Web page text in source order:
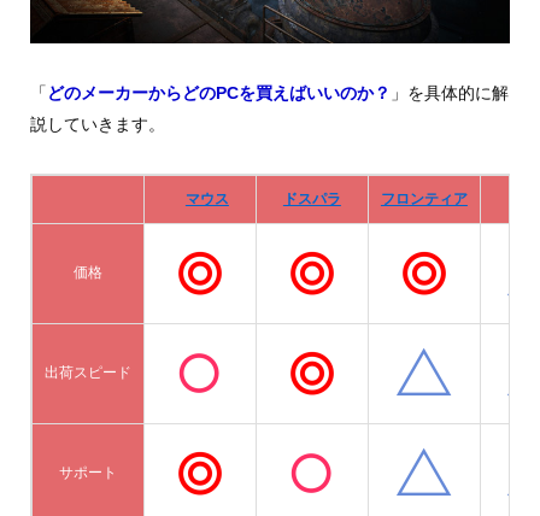
「 どのメーカーからどのPCを買えばいいのか？ 」を具体的に解
説していきます。
マウス ドスパラ フロンティア
価格
出荷スピード
サポート